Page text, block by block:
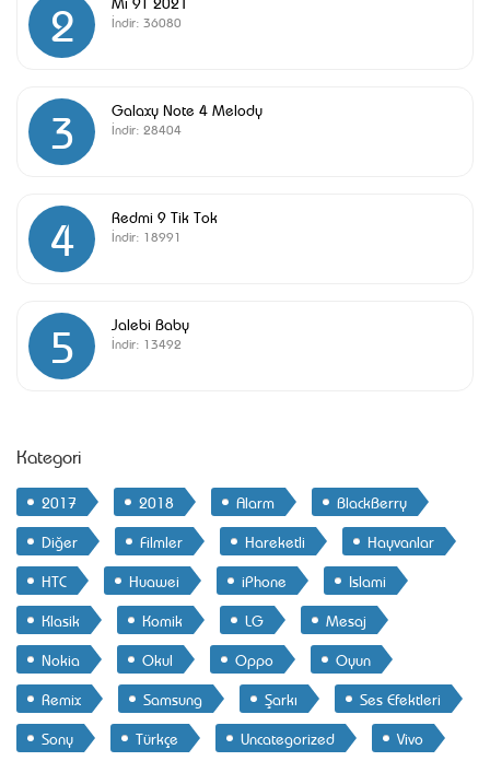
2 İndir: 36080
3 Galaxy Note 4 Melody
İndir: 28404
4 Redmi 9 Tik Tok
İndir: 18991
5 Jalebi Baby
İndir: 13492
Kategori
2017 2018 Alarm
BlackBerry
Diğer
Filmler Hareketli
Hayvanlar
HTC
Huawei iPhone
Islami
Klasik
Komik LG
Mesaj
Nokia
Okul Oppo
Oyun
Remix
Samsung Şarkı
Ses Efektleri
Sony
Türkçe Uncategorized Vivo